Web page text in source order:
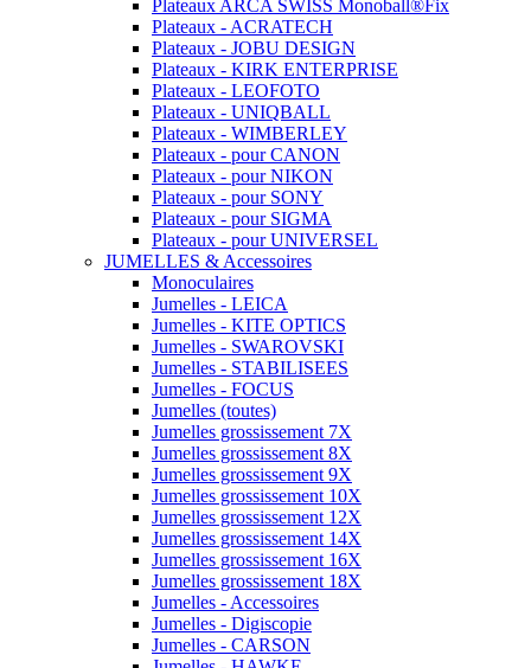
Plateaux ARCA SWISS Monoball®Fix
Plateaux - ACRATECH
Plateaux - JOBU DESIGN
Plateaux - KIRK ENTERPRISE
Plateaux - LEOFOTO
Plateaux - UNIQBALL
Plateaux - WIMBERLEY
Plateaux - pour CANON
Plateaux - pour NIKON
Plateaux - pour SONY
Plateaux - pour SIGMA
Plateaux - pour UNIVERSEL
JUMELLES & Accessoires
Monoculaires
Jumelles - LEICA
Jumelles - KITE OPTICS
Jumelles - SWAROVSKI
Jumelles - STABILISEES
Jumelles - FOCUS
Jumelles (toutes)
Jumelles grossissement 7X
Jumelles grossissement 8X
Jumelles grossissement 9X
Jumelles grossissement 10X
Jumelles grossissement 12X
Jumelles grossissement 14X
Jumelles grossissement 16X
Jumelles grossissement 18X
Jumelles - Accessoires
Jumelles - Digiscopie
Jumelles - CARSON